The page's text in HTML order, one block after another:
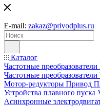
E-mail: zakaz@privodplus.ru
Каталог
Частотные преобразователи
Частотные
Мотор-редукторы Привод
Устройства плавного
Асинхронные